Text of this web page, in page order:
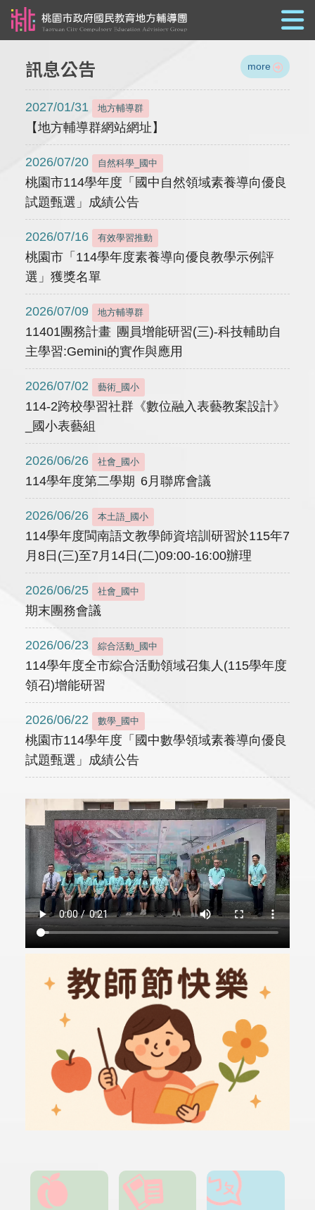
訊息公告 more
2027/01/31 地方輔導群
【地方輔導群網站網址】
2026/07/20 自然科學_國中
桃園市114學年度「國中自然領域素養導向優良
試題甄選」成績公告
2026/07/16 有效學習推動
桃園市「114學年度素養導向優良教學示例評
選」獲獎名單
2026/07/09 地方輔導群
11401團務計畫 團員增能研習(三)-科技輔助自
主學習:Gemini的實作與應用
2026/07/02 藝術_國小
114-2跨校學習社群《數位融入表藝教案設計》
_國小表藝組
2026/06/26 社會_國小
114學年度第二學期 6月聯席會議
2026/06/26 本土語_國小
114學年度閩南語文教學師資培訓研習於115年7
月8日(三)至7月14日(二)09:00-16:00辦理
2026/06/25 社會_國中
期末團務會議
2026/06/23 綜合活動_國中
114學年度全市綜合活動領域召集人(115學年度
領召)增能研習
2026/06/22 數學_國中
桃園市114學年度「國中數學領域素養導向優良
試題甄選」成績公告